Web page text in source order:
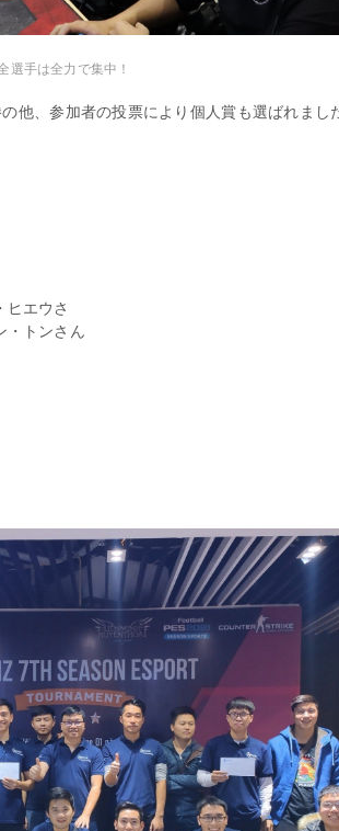
選手は全力で集中！
他、参加者の投票により個人賞も選ばれまし
ヒエウさ
・トンさん